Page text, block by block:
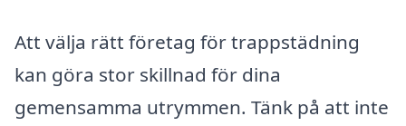
Att välja rätt företag för trappstädning
kan göra stor skillnad för dina
gemensamma utrymmen. Tänk på att inte